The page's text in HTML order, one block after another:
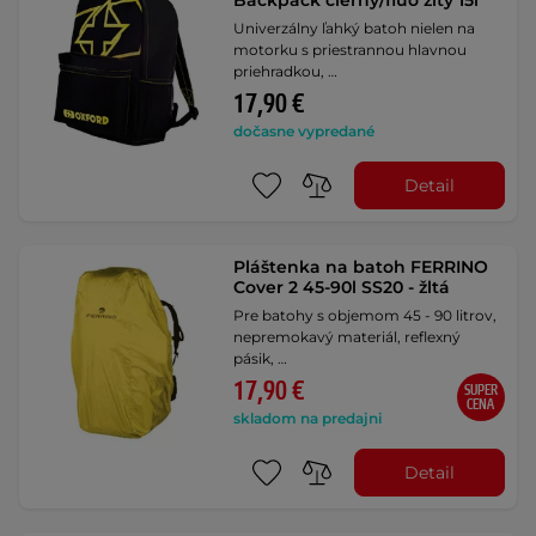
Univerzálny ľahký batoh nielen na
motorku s priestrannou hlavnou
priehradkou, …
17,90 €
dočasne vypredané
Detail
Pláštenka na batoh FERRINO
Cover 2 45-90l SS20 - žltá
Pre batohy s objemom 45 - 90 litrov,
nepremokavý materiál, reflexný
pásik, …
17,90 €
skladom na predajni
SUPER
CENA
Detail